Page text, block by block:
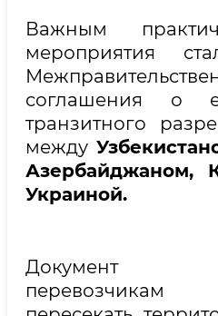
Важным
мероприятия
соглашения о
транзитного
между
Азербайджаном,
Украиной.
Документ
перевозчикам